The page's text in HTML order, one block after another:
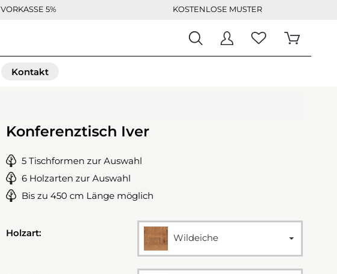
VORKASSE 5% KOSTENLOSE MUSTER
Kontakt
Konferenztisch Iver
5 Tischformen zur Auswahl
6 Holzarten zur Auswahl
Bis zu 450 cm Länge möglich
Holzart: Wildeiche